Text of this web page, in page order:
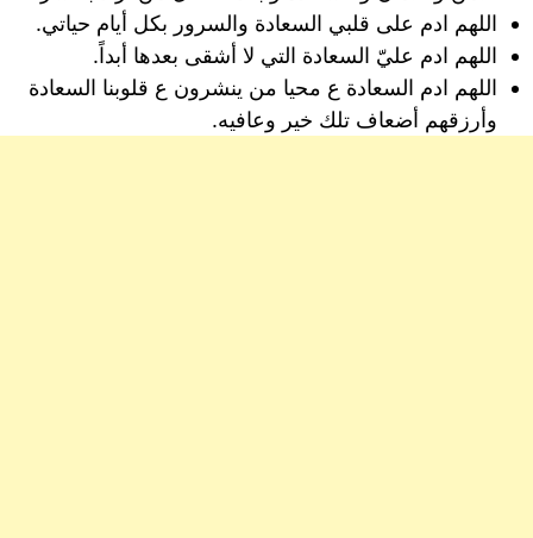
اللهم ادم على قلبي السعادة والسرور بكل أيام حياتي.
اللهم ادم عليّ السعادة التي لا أشقى بعدها أبداً.
اللهم ادم السعادة ع محيا من ينشرون ع قلوبنا السعادة
وأرزقهم أضعاف تلك خير وعافيه.